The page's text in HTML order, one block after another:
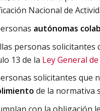
Nacional de
autónomas
personas solicitantes
13 de la Ley General
solicitantes que
de la normativa